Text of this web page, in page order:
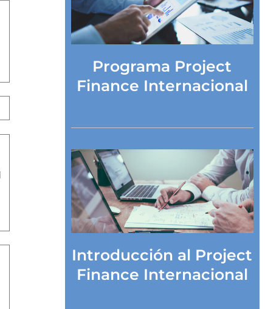
Programa Project
Finance Internacional
Introducción al Project
Finance Internacional